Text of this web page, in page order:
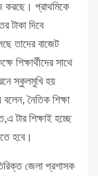
করছে। প্রাথমিকে
টাকা দিবে
তাদের বাজেট
শিক্ষার্থীদের সাথে
স্কুলমুখি হয়
বলেন, নৈতিক শিক্ষা
টার শিক্ষাই হচ্ছে
হবে।
জেলা প্রশাসক